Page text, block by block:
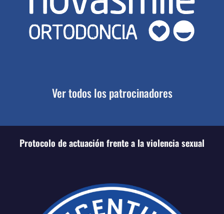
Ver todos los patrocinadores
Protocolo de actuación frente a la violencia sexual